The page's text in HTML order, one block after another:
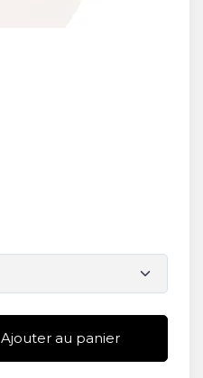
Ajouter au panier